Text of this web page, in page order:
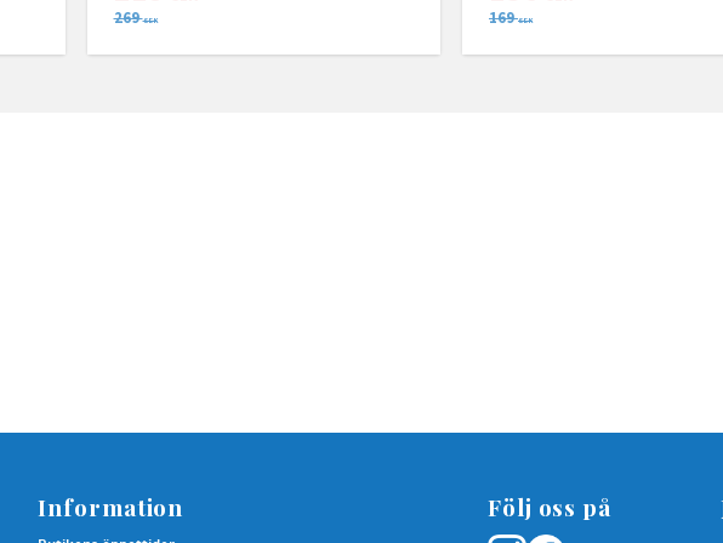
269 SEK
169 SEK
Information Följ oss på